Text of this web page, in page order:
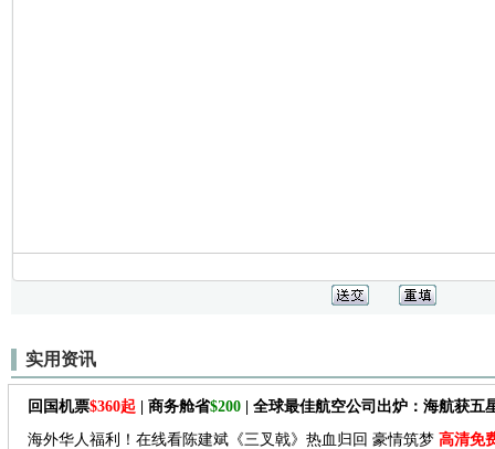
实用资讯
回国机票$360起 | 商务舱省$200 | 全球最佳航空公司出炉：海航获五
海外华人福利！在线看陈建斌《三叉戟》热血归回 豪情筑梦 高清免